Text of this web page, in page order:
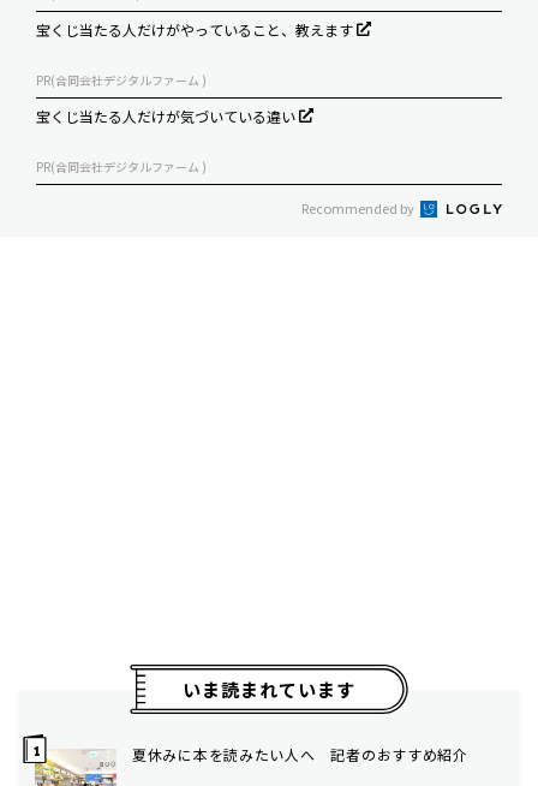
宝くじ当たる人だけがやっていること、教えます
PR(合同会社デジタルファーム )
宝くじ当たる人だけが気づいている違い
PR(合同会社デジタルファーム )
Recommended by
いま読まれています
夏休みに本を読みたい人へ 記者のおすすめ紹介